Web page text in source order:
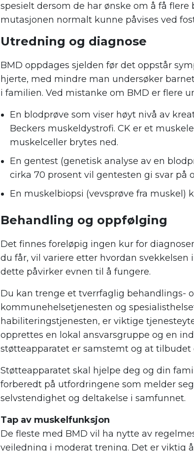
spesielt dersom de har ønske om å få flere
mutasjonen normalt kunne påvises ved
Utredning og diagnose
BMD oppdages sjelden før det oppstår
hjerte, med mindre man undersøker
i familien. Ved mistanke om BMD er flere
En blodprøve som viser høyt nivå av
Beckers muskeldystrofi. CK er et
muskelceller brytes ned.
En gentest (genetisk analyse av en
cirka 70 prosent vil gentesten gi svar på
En muskelbiopsi (vevsprøve fra muskel)
Behandling og oppfølging
Det finnes foreløpig ingen kur for
du får, vil variere etter hvordan
dette påvirker evnen til å fungere.
Du kan trenge et tverrfaglig behandlings-
kommunehelsetjenesten og
habiliteringstjenesten, er viktige
opprettes en lokal ansvarsgruppe og en
støtteapparatet er samstemt og at tilbudet
Støtteapparatet skal hjelpe deg og din
forberedt på utfordringene som melder
selvstendighet og deltakelse i samfunnet.
Tap av muskelfunksjon
De fleste med BMD vil ha nytte av
veiledning i moderat trening. Det er viktig